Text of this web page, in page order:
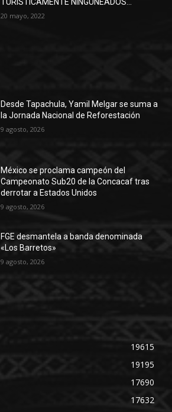
20 mayo, 2022
Desde Tapachula, Yamil Melgar se suma a
la Jornada Nacional de Reforestación
9 agosto, 2026
México se proclama campeón del
Campeonato Sub20 de la Concacaf tras
derrotar a Estados Unidos
9 agosto, 2026
FGE desmantela a banda denominada
«Los Barretos»
9 agosto, 2026
19615
19195
17690
17632